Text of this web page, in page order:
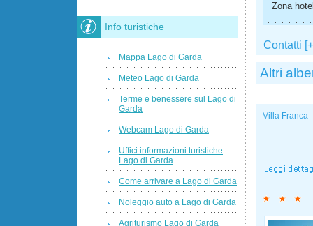
Zona
Contatti
Altri
Villa Franca
Info turistiche
Mappa Lago di Garda
Meteo Lago di Garda
Terme e benessere sul Lago di
Garda
Webcam Lago di Garda
Uffici informazioni turistiche
Lago di Garda
Come arrivare a Lago di Garda
Noleggio auto a Lago di Garda
Agriturismo Lago di Garda